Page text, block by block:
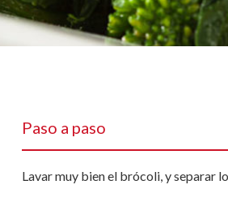
Paso a paso
Lavar muy bien el brócoli, y separar